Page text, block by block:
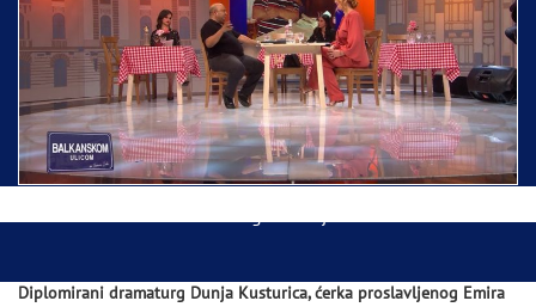
Ispraćaj Pojasa Presvete Bogorodice danas iz
Hrama Svetog Save
Diplomirani dramaturg Dunja Kusturica, ćerka proslavljenog Emira